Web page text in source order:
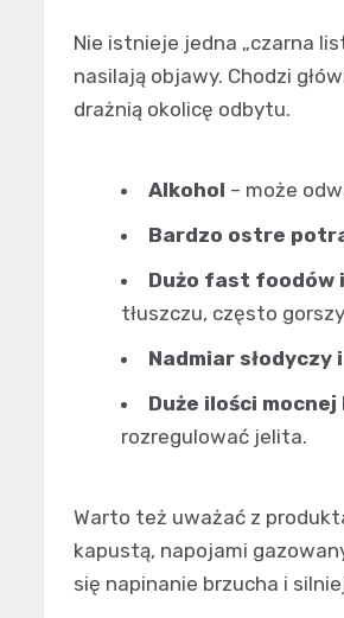
Nie istnieje jedna „czarna
nasilają objawy. Chodzi
drażnią okolicę odbytu.
Alkohol – może
Bardzo ostre
Dużo fast foodów
tłuszczu, często
Nadmiar słodyczy
Duże ilości
rozregulować jelita.
Warto też uważać z
kapustą, napojami
się napinanie brzucha i